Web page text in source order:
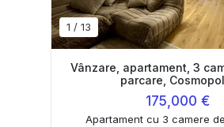
1 / 13
Vânzare, apartament, 3
parcare,
175,000 €
Apartament cu 3 camere